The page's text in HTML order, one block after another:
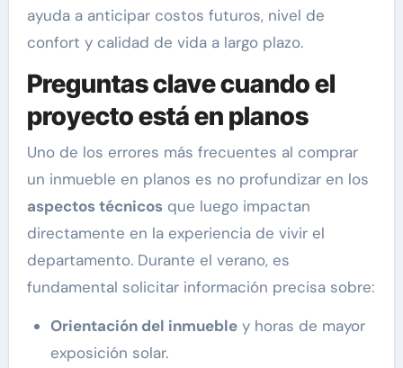
ayuda a anticipar costos futuros, nivel de
confort y calidad de vida a largo plazo.
Preguntas clave cuando el
proyecto está en planos
Uno de los errores más frecuentes al comprar
un inmueble en planos es no profundizar en los
aspectos técnicosque luego impactan
directamente en la experiencia de vivir el
departamento. Durante el verano, es
fundamental solicitar información precisa sobre:
Orientación del inmuebley horas de mayor
exposición solar.